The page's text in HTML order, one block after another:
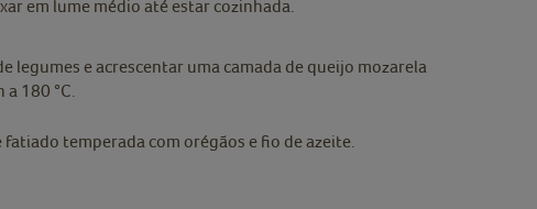
em lume médio até estar cozinhada.
legumes e acrescentar uma camada de queijo mozarela
180 °C.
temperada com orégãos e fio de azeite.